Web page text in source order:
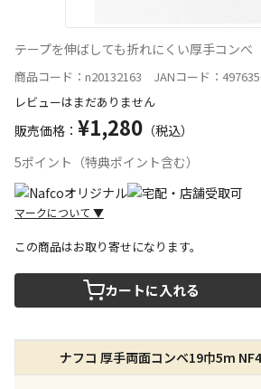
テープを伸ばしても折れにくい厚手コンべ
商品コード：n20132163 JANコード：
レビューはまだありません
販売価格： ¥1,280 （税込）
5ポイント（特典ポイント含む）
マークについて ▼
宅配や店舗受取を選択できる商
店舗のみで受取できる商品です
できません）
※同時購入の商品は、全て同じ
この商品はお取り寄せになります。
カートに入れる
ナフコ 厚手両面コンベ19巾5m